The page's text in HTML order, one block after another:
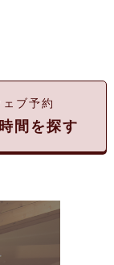
ェブ予約
間を探す